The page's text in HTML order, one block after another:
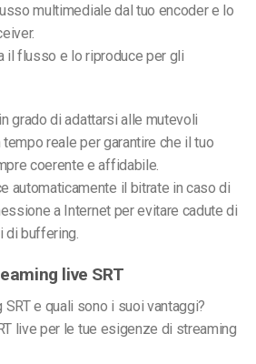
multimediale dal tuo encoder e lo
il flusso e lo riproduce per gli
grado di adattarsi alle mutevoli
tempo realeper garantire che il tuo
coerente e affidabile.
automaticamente il bitrate in caso di
a Internet per evitare cadute di
di buffering.
live SRT
SRT e quali sono i suoi vantaggi?
live per le tue esigenze di streaming